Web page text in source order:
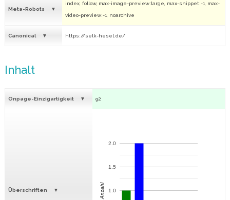
Meta-Robots
index, follow, max-image-preview:large, max-snippet:-1, max-
video-preview:-1, noarchive
Canonical https://selk-hesel.de/
Inhalt
Onpage-Einzigartigkeit 92
Überschriften 1.0
1.5
2.0
Anzahl